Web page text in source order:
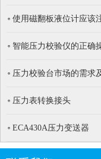
使用磁翻板液位计应该
智能压力校验仪的正确
压力校验台市场的需求
压力表转换接头
ECA430A压力变送器